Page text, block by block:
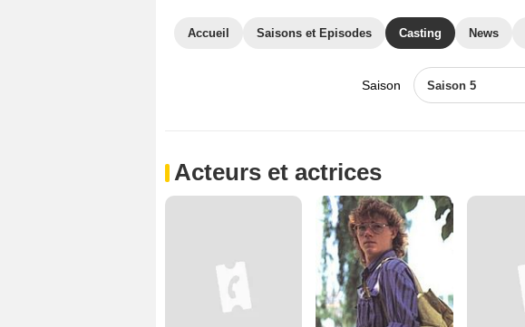
Accueil Saisons et Episodes Casting News
Saison Saison 5
Acteurs et actrices